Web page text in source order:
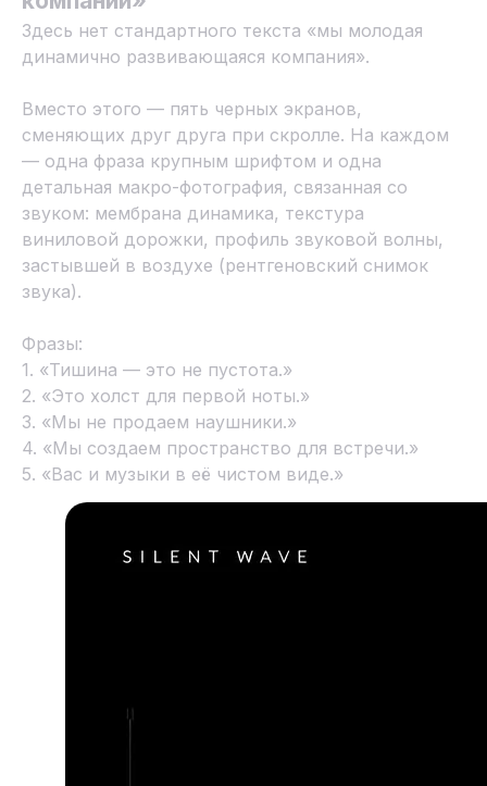
Здесь нет стандартного текста «мы молодая
динамично развивающаяся компания».
Вместо этого — пять черных экранов,
сменяющих друг друга при скролле. На каждом
— одна фраза крупным шрифтом и одна
детальная макро-фотография, связанная со
звуком: мембрана динамика, текстура
виниловой дорожки, профиль звуковой волны,
застывшей в воздухе (рентгеновский снимок
звука).
Фразы:
1. «Тишина — это не пустота.»
2. «Это холст для первой ноты.»
3. «Мы не продаем наушники.»
4. «Мы создаем пространство для встречи.»
5. «Вас и музыки в её чистом виде.»